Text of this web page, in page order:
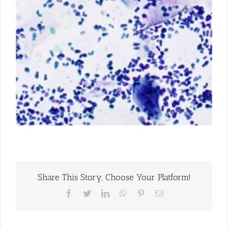
Share This Story, Choose Your Platform!
Facebook
TwitterLinkedInWhatsApp
PinterestCorreo